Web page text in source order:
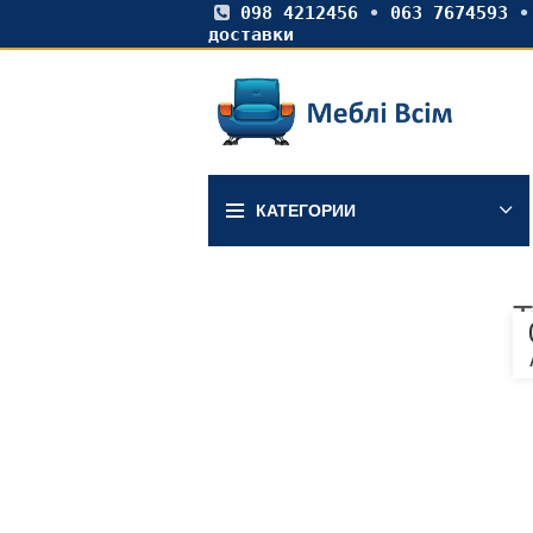
098 4212456• 063 7674593
доставки
КАТЕГОРИИ